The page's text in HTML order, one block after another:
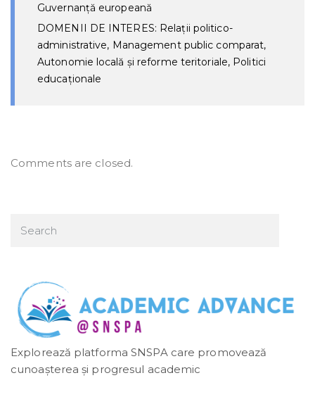
Guvernanță europeană
DOMENII DE INTERES: Relații politico-
administrative, Management public comparat,
Autonomie locală și reforme teritoriale, Politici
educaționale
Comments are closed.
Explorează platforma SNSPA care promovează
cunoașterea și progresul academic